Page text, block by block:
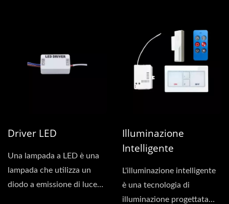
Driver LED
Una lampada a LED è una
lampada che utilizza un
diodo a emissione di luce
Illuminazione
Intelligente
L'illuminazione intelligente
è una tecnologia di
illuminazione progettata